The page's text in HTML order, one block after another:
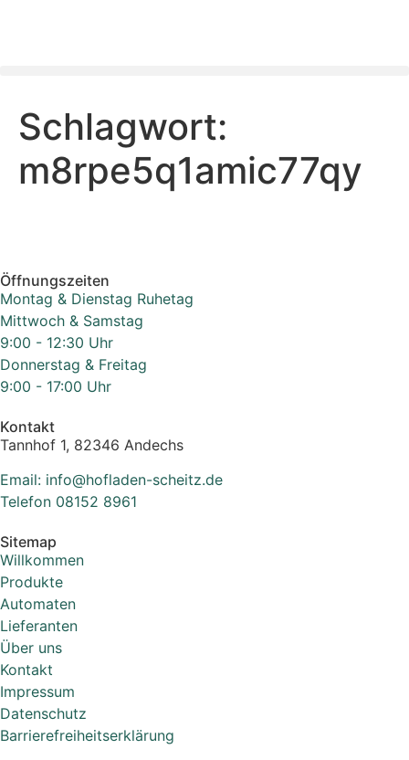
Schlagwort:
m8rpe5q1amic77qy
Öffnungszeiten
Montag & Dienstag Ruhetag
Mittwoch & Samstag
9:00 - 12:30 Uhr
Donnerstag & Freitag
9:00 - 17:00 Uhr
Kontakt
Tannhof 1, 82346 Andechs
Email: info@hofladen-scheitz.de
Telefon 08152 8961
Sitemap
Willkommen
Produkte
Automaten
Lieferanten
Über uns
Kontakt
Impressum
Datenschutz
Barrierefreiheitserklärung